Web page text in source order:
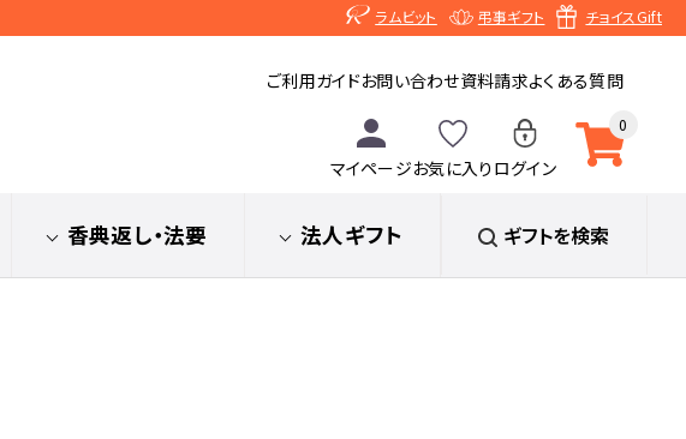
ラムビット 弔事ギフト チョイスGift
0
ご利用ガイドお問い合わせ資料請求よくある質問
マイページお気に入り ログイン
香典返し・法要 法人ギフト ギフトを検索